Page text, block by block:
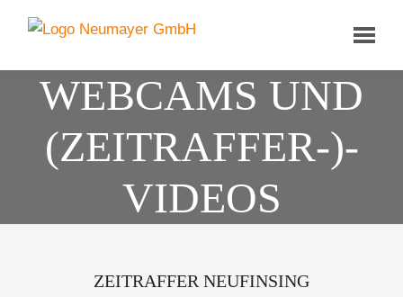
WEBCAMS UND
(ZEIT­RAFFER-)­
VIDEOS
ZEITRAFFER NEUFINSING